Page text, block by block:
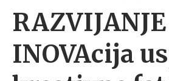
INOVAcija